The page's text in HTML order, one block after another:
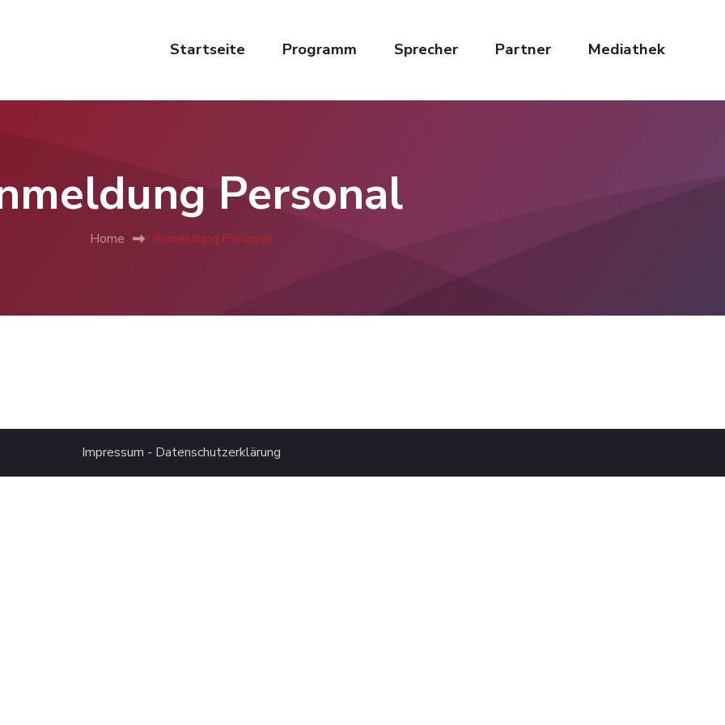
Startseite Programm Sprecher Partner Mediathek
Personal
Home Anmeldung Personal
Impressum - Datenschutzerklärung